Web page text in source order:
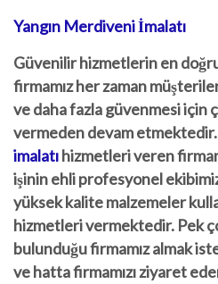
Yangın Merdiveni İmalatı
Güvenilir hizmetlerin en
firmamız her zaman
ve daha fazla güvenmesi için
vermeden devam etmektedir.
imalatıhizmetleri veren
işinin ehli profesyonel
yüksek kalite malzemeler
hizmetleri vermektedir. Pek
bulunduğu firmamız almak
ve hatta firmamızı ziyaret